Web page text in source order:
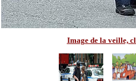
Image de la veille,